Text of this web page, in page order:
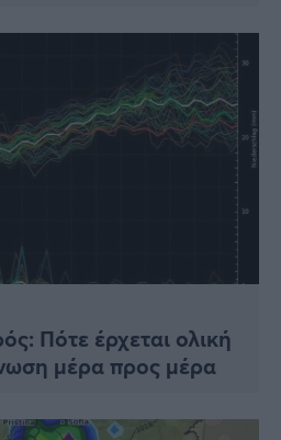
Πότε έρχεται ολική
μέρα προς μέρα